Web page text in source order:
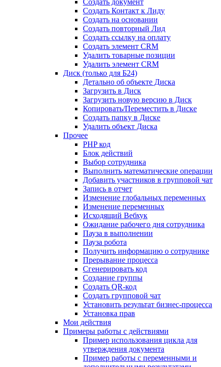
Создать документ
Создать Контакт к Лиду
Создать на основании
Создать повторный Лид
Создать ссылку на оплату
Создать элемент CRM
Удалить товарные позиции
Удалить элемент CRM
Диск (только для Б24)
Детально об объекте Диска
Загрузить в Диск
Загрузить новую версию в Диск
Копировать/Переместить в Диске
Создать папку в Диске
Удалить объект Диска
Прочее
PHP код
Блок действий
Выбор сотрудника
Выполнить математические операции
Добавить участников в групповой чат
Запись в отчет
Изменение глобальных переменных
Изменение переменных
Исходящий Вебхук
Ожидание рабочего дня сотрудника
Пауза в выполнении
Пауза робота
Получить информацию о сотруднике
Прерывание процесса
Сгенерировать код
Создание группы
Создать QR-код
Создать групповой чат
Установить результат бизнес-процесса
Установка прав
Мои действия
Примеры работы с действиями
Пример использования цикла для
утверждения документа
Пример работы с переменными и